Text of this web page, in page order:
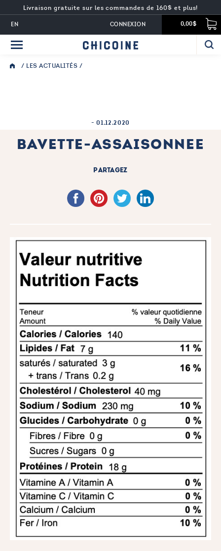
EN
Livraison gratuite sur les commandes de 160$ et plus!
0,00$
CONNEXION
/ LES ACTUALITÉS /
-01.12.2020
BAVETTE-ASSAISONNEE
PARTAGEZ